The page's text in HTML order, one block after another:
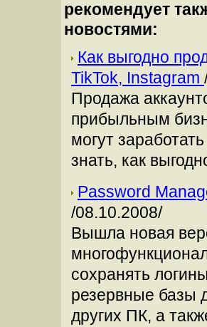
рекомендует
новостями:
Как выгодно
TikTok, Instagram
Продажа
прибыльным
могут
знать, как
Password
/08.10.2008/
Вышла новая
сохранять
резервные базы
других ПК, а